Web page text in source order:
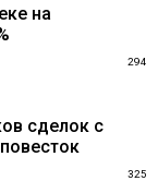
на
294
сделок с
325